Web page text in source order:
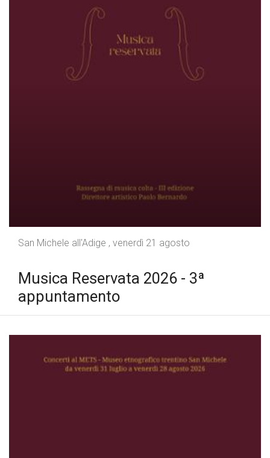
Musica Reservata 2026 - 3ª
appuntamento
San Michele all'Adige , venerdì 21 agosto